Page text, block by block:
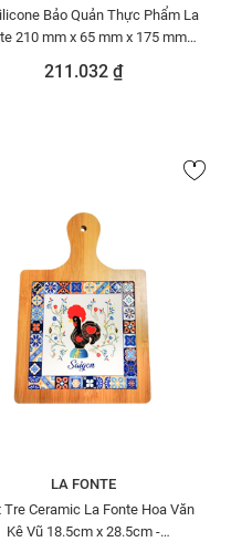
Bảo Quản Thực Phẩm La
210 mm x 65 mm x 175 mm-
211.032 ₫
LA FONTE
Tre Ceramic La Fonte Hoa Văn
Kê Vũ 18.5cm x 28.5cm -